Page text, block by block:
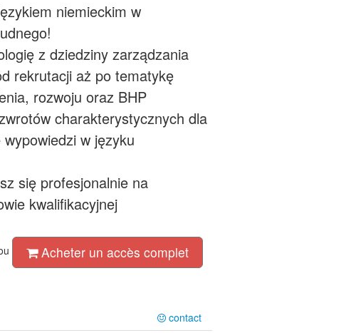
niemieckim w
z dziedziny zarządzania
rekrutacji aż po tematykę
rozwoju oraz BHP
charakterystycznych dla
w języku
się profesjonalnie na
kwalifikacyjnej
Acheter un accès complet
contact